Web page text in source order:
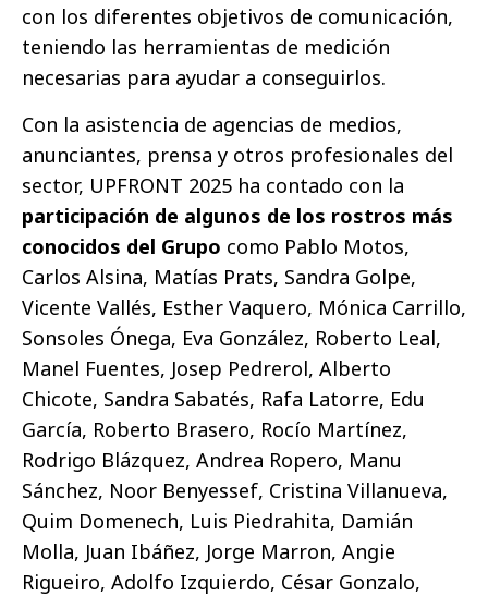
con los diferentes objetivos de comunicación,
teniendo las herramientas de medición
necesarias para ayudar a conseguirlos.
Con la asistencia de agencias de medios,
anunciantes, prensa y otros profesionales del
sector, UPFRONT 2025 ha contado con la
participación de algunos de los rostros más
conocidos del Grupo como Pablo Motos,
Carlos Alsina, Matías Prats, Sandra Golpe,
Vicente Vallés, Esther Vaquero, Mónica Carrillo,
Sonsoles Ónega, Eva González, Roberto Leal,
Manel Fuentes, Josep Pedrerol, Alberto
Chicote, Sandra Sabatés, Rafa Latorre, Edu
García, Roberto Brasero, Rocío Martínez,
Rodrigo Blázquez, Andrea Ropero, Manu
Sánchez, Noor Benyessef, Cristina Villanueva,
Quim Domenech, Luis Piedrahita, Damián
Molla, Juan Ibáñez, Jorge Marron, Angie
Rigueiro, Adolfo Izquierdo, César Gonzalo,